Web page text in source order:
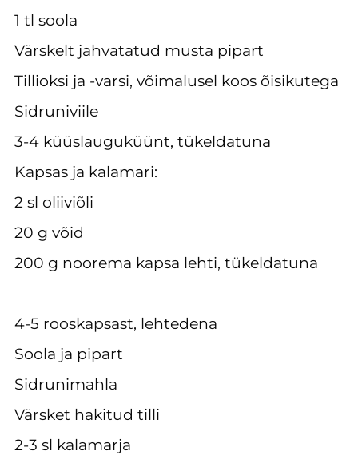
1 tl soola
Värskelt jahvatatud musta pipart
Tillioksi ja -varsi, võimalusel koos õisikutega
Sidruniviile
3-4 küüslauguküünt, tükeldatuna
Kapsas ja kalamari:
2 sl oliiviõli
20 g võid
200 g noorema kapsa lehti, tükeldatuna
4-5 rooskapsast, lehtedena
Soola ja pipart
Sidrunimahla
Värsket hakitud tilli
2-3 sl kalamarja